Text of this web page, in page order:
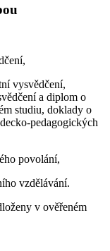
vysvědčení,
a diplom o
studiu, doklady o
pedagogických
povolání,
vzdělávání.
v ověřeném